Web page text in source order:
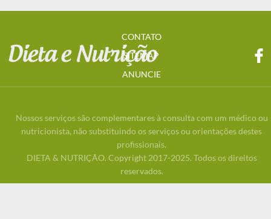
CONTATO
SITEMAP
ANUNCIE
Nossos serviços são complementares à consulta com um médico ou
nutricionista, não substituindo os serviços ou orientações destes
profissionais.
DIETA & NUTRIÇÃO. Copyright 2017-2025. Todos os direitos
reservados.